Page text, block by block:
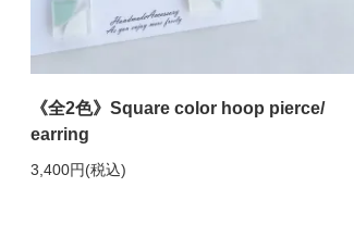
《全2色》Square color hoop pierce/
earring
3,400円(税込)